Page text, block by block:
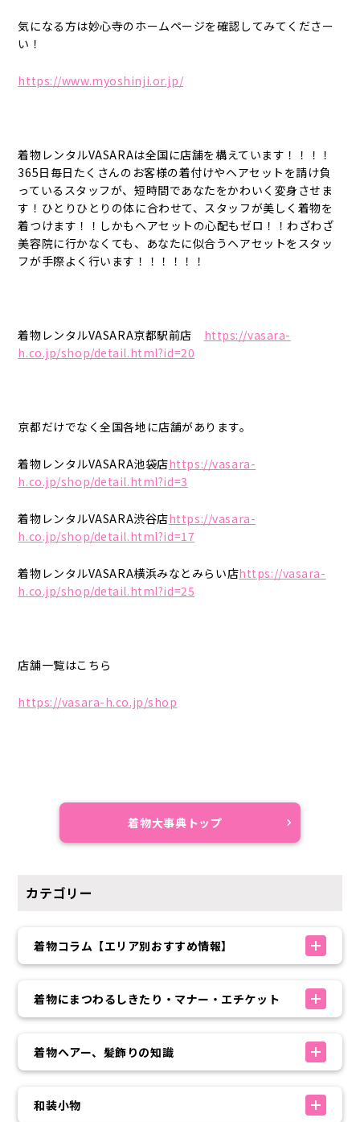
気になる方は妙心寺のホームページを確認してみてくださー
い！
https://www.myoshinji.or.jp/
着物レンタルVASARAは全国に店舗を構えています！！！！
365日毎日たくさんのお客様の着付けやヘアセットを請け負
っているスタッフが、短時間であなたをかわいく変身させま
す！ひとりひとりの体に合わせて、スタッフが美しく着物を
着つけます！！しかもヘアセットの心配もゼロ！！わざわざ
美容院に行かなくても、あなたに似合うヘアセットをスタッ
フが手際よく行います！！！！！！
着物レンタルVASARA京都駅前店 https://vasara-
h.co.jp/shop/detail.html?id=20
京都だけでなく全国各地に店舗があります。
着物レンタルVASARA池袋店https://vasara-
h.co.jp/shop/detail.html?id=3
着物レンタルVASARA渋谷店https://vasara-
h.co.jp/shop/detail.html?id=17
着物レンタルVASARA横浜みなとみらい店https://vasara-
h.co.jp/shop/detail.html?id=25
店舗一覧はこちら
https://vasara-h.co.jp/shop
着物大事典トップ
カテゴリー
着物コラム【エリア別おすすめ情報】
着物にまつわるしきたり・マナー・エチケット
着物ヘアー、髪飾りの知識
和装小物